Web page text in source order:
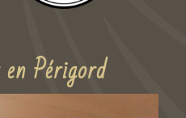
24100 BERGERAC